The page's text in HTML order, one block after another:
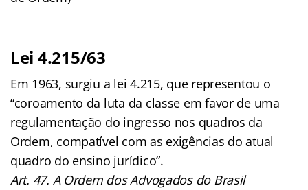
Lei 4.215/63
Em 1963, surgiu a lei 4.215, que representou o
“coroamento da luta da classe em favor de uma
regulamentação do ingresso nos quadros da
Ordem, compatível com as exigências do atual
quadro do ensino jurídico”.
Art. 47. A Ordem dos Advogados do Brasil